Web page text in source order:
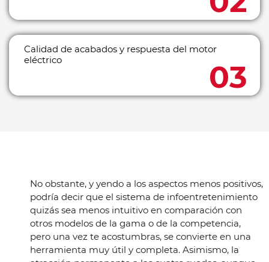
Calidad de acabados y respuesta del motor
eléctrico
No obstante, y yendo a los aspectos menos positivos,
podría decir que el sistema de infoentretenimiento
quizás sea menos intuitivo en comparación con
otros modelos de la gama o de la competencia,
pero una vez te acostumbras, se convierte en una
herramienta muy útil y completa. Asimismo, la